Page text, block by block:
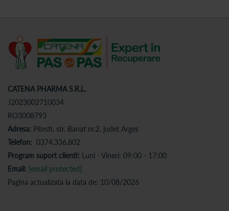
CATENA PHARMA S.R.L.
J2023002710034
RO3008793
Adresa: Pitesti, str. Banat nr.2, judet Arges
Telefon: 0374.336.802
Program suport clienti: Luni - Vineri: 09:00 - 17:00
Email: [email protected]
Pagina actualizata la data de: 10/08/2026